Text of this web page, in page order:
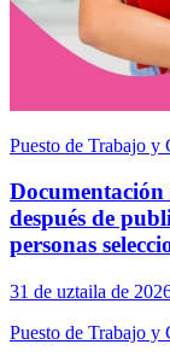
Puesto de Trabajo y
después de
personas
31 de uztaila de
Puesto de Trabajo y